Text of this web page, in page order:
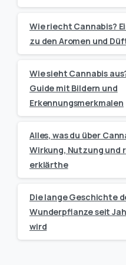
Wie riecht Cannabis?
zu den Aromen und
Wie sieht Cannabis
Guide mit Bildern und
Erkennungsmerkmalen
Alles, was du über
Wirkung, Nutzung
erklärthe
Die lange Geschichte
Wunderpflanze seit
wird